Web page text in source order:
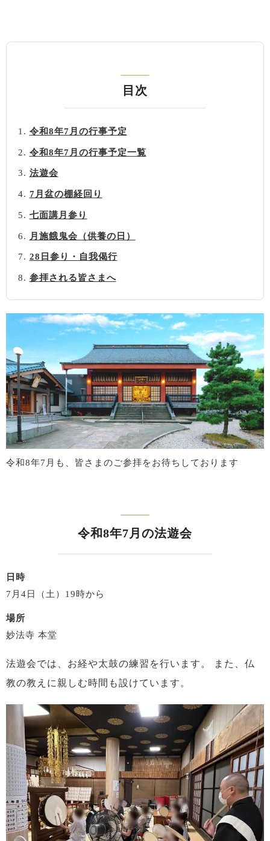
目次
令和8年7月の行事予定
令和8年7月の行事予定一覧
法遊会
7月盆の棚経回り
七面講月参り
月施餓鬼会（供養の日）
28日参り・自我偈行
参拝される皆さまへ
令和8年7月も、皆さまのご参拝をお待ちしております
令和8年7月の法遊会
日時
7月4日（土）19時から
場所
妙法寺 本堂
法遊会では、お経や太鼓の練習を行います。
また、仏
教の教えに親しむ時間も設けています。